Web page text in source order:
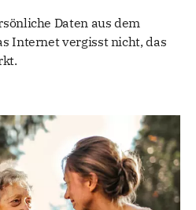
Daten aus dem
Internet vergisst nicht, das